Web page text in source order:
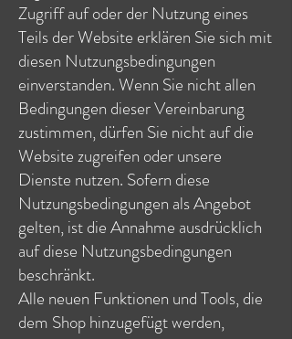
Zugriff auf oder der Nutzung eines
Teils der Website erklären Sie sich mit
diesen Nutzungsbedingungen
einverstanden. Wenn Sie nicht allen
Bedingungen dieser Vereinbarung
zustimmen, dürfen Sie nicht auf die
Website zugreifen oder unsere
Dienste nutzen. Sofern diese
Nutzungsbedingungen als Angebot
gelten, ist die Annahme ausdrücklich
auf diese Nutzungsbedingungen
beschränkt.
Alle neuen Funktionen und Tools, die
dem Shop hinzugefügt werden,